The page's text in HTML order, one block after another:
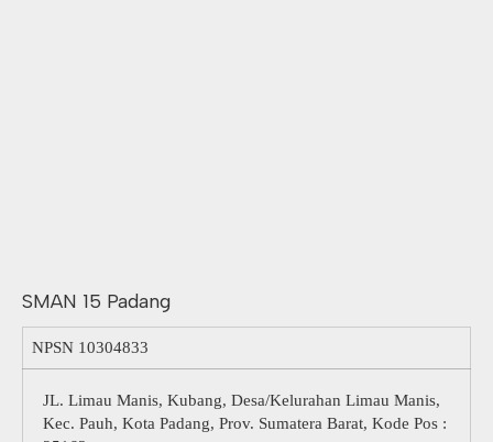
SMAN 15 Padang
NPSN 10304833
JL. Limau Manis, Kubang, Desa/Kelurahan Limau Manis,
Kec. Pauh, Kota Padang, Prov. Sumatera Barat, Kode Pos :